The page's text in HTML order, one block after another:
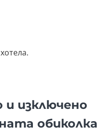
и изключено
обиколка